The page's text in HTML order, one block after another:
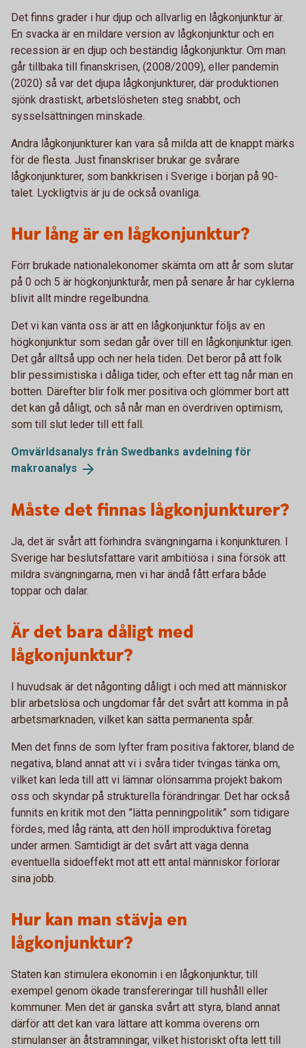
Det finns grader i hur djup och allvarlig en lågkonjunktur är.
En svacka är en mildare version av lågkonjunktur och en
recession är en djup och beständig lågkonjunktur. Om man
går tillbaka till finanskrisen, (2008/2009), eller pandemin
(2020) så var det djupa lågkonjunkturer, där produktionen
sjönk drastiskt, arbetslösheten steg snabbt, och
sysselsättningen minskade.
Andra lågkonjunkturer kan vara så milda att de knappt märks
för de flesta. Just finanskriser brukar ge svårare
lågkonjunkturer, som bankkrisen i Sverige i början på 90-
talet. Lyckligtvis är ju de också ovanliga.
Hur lång är en lågkonjunktur?
Förr brukade nationalekonomer skämta om att år som slutar
på 0 och 5 är högkonjunkturår, men på senare år har cyklerna
blivit allt mindre regelbundna.
Det vi kan vänta oss är att en lågkonjunktur följs av en
högkonjunktur som sedan går över till en lågkonjunktur igen.
Det går alltså upp och ner hela tiden. Det beror på att folk
blir pessimistiska i dåliga tider, och efter ett tag når man en
botten. Därefter blir folk mer positiva och glömmer bort att
det kan gå dåligt, och så når man en överdriven optimism,
som till slut leder till ett fall.
Omvärldsanalys från Swedbanks avdelning för
makroanalys
Måste det finnas lågkonjunkturer?
Ja, det är svårt att förhindra svängningarna i konjunkturen. I
Sverige har beslutsfattare varit ambitiösa i sina försök att
mildra svängningarna, men vi har ändå fått erfara både
toppar och dalar.
Är det bara dåligt med
lågkonjunktur?
I huvudsak är det någonting dåligt i och med att människor
blir arbetslösa och ungdomar får det svårt att komma in på
arbetsmarknaden, vilket kan sätta permanenta spår.
Men det finns de som lyfter fram positiva faktorer, bland de
negativa, bland annat att vi i svåra tider tvingas tänka om,
vilket kan leda till att vi lämnar olönsamma projekt bakom
oss och skyndar på strukturella förändringar. Det har också
funnits en kritik mot den ”lätta penningpolitik” som tidigare
fördes, med låg ränta, att den höll improduktiva företag
under armen. Samtidigt är det svårt att väga denna
eventuella sidoeffekt mot att ett antal människor förlorar
sina jobb.
Hur kan man stävja en
lågkonjunktur?
Staten kan stimulera ekonomin i en lågkonjunktur, till
exempel genom ökade transfereringar till hushåll eller
kommuner. Men det är ganska svårt att styra, bland annat
därför att det kan vara lättare att komma överens om
stimulanser än åtstramningar, vilket historiskt ofta lett till